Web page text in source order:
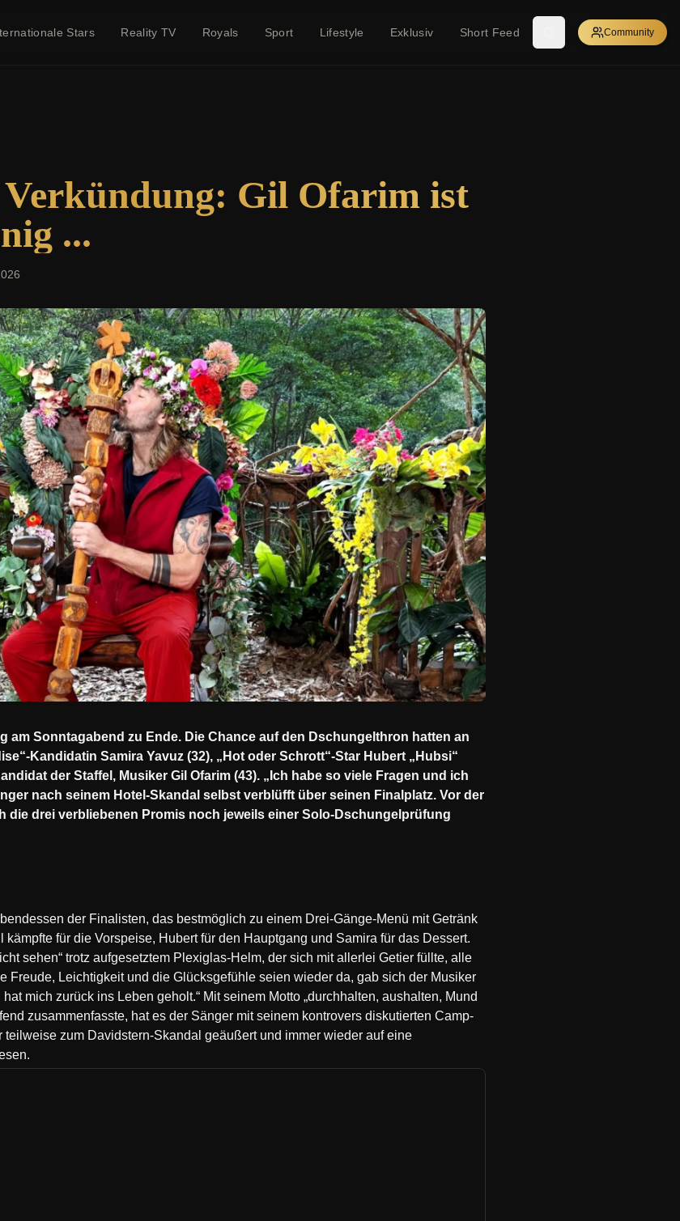
Stars Reality TV Royals Sport Lifestyle Exklusiv Short Feed Community
Verkündung: Gil Ofarim ist
...
am Sonntagabend zu Ende. Die Chance auf den Dschungelthron hatten an
Kandidatin Samira Yavuz (32), „Hot oder Schrott“-Star Hubert „Hubsi“
der Staffel, Musiker Gil Ofarim (43). „Ich habe so viele Fragen und ich
nach seinem Hotel-Skandal selbst verblüfft über seinen Finalplatz. Vor der
die drei verbliebenen Promis noch jeweils einer Solo-Dschungelprüfung
der Finalisten, das bestmöglich zu einem Drei-Gänge-Menü mit Getränk
für die Vorspeise, Hubert für den Hauptgang und Samira für das Dessert.
sehen“ trotz aufgesetztem Plexiglas-Helm, der sich mit allerlei Getier füllte, alle
Freude, Leichtigkeit und die Glücksgefühle seien wieder da, gab sich der Musiker
mich zurück ins Leben geholt.“ Mit seinem Motto „durchhalten, aushalten, Mund
zusammenfasste, hat es der Sänger mit seinem kontrovers diskutierten Camp-
teilweise zum Davidstern-Skandal geäußert und immer wieder auf eine